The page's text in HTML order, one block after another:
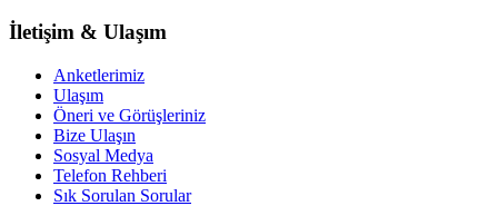
İletişim & Ulaşım
Anketlerimiz
Ulaşım
Öneri ve Görüşleriniz
Bize Ulaşın
Sosyal Medya
Telefon Rehberi
Sık Sorulan Sorular